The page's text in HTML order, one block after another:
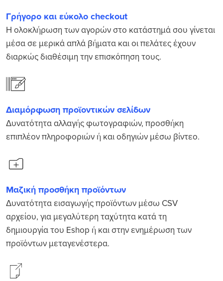
Γρήγορο και εύκολο checkout
Η ολοκλήρωση των αγορών στο κατάστημά σου γίνεται
μέσα σε μερικά απλά βήματα και οι πελάτες έχουν
διαρκώς διαθέσιμη την επισκόπηση τους.
Διαμόρφωση προϊοντικών σελίδων
Δυνατότητα αλλαγής φωτογραφιών, προσθήκη
επιπλέον πληροφοριών ή και οδηγιών μέσω βίντεο.
Μαζική προσθήκη προϊόντων
Δυνατότητα εισαγωγής προϊόντων μέσω CSV
αρχείου, για μεγαλύτερη ταχύτητα κατά τη
δημιουργία του Eshop ή και στην ενημέρωση των
προϊόντων μεταγενέστερα.